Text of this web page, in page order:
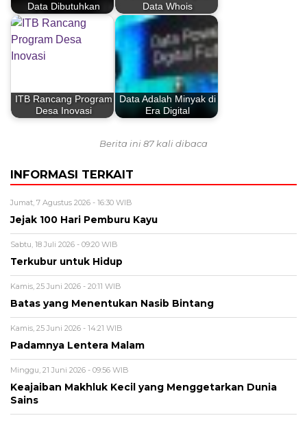
Data Dibutuhkan
Data Whois
ITB Rancang Program
Desa Inovasi
Data Adalah Minyak di
Era Digital
Berita ini 87 kali dibaca
INFORMASI TERKAIT
Jumat, 7 Agustus 2026 - 16:30 WIB
Jejak 100 Hari Pemburu Kayu
Sabtu, 18 Juli 2026 - 09:20 WIB
Terkubur untuk Hidup
Kamis, 25 Juni 2026 - 20:11 WIB
Batas yang Menentukan Nasib Bintang
Kamis, 25 Juni 2026 - 14:21 WIB
Padamnya Lentera Malam
Minggu, 21 Juni 2026 - 09:56 WIB
Keajaiban Makhluk Kecil yang Menggetarkan Dunia
Sains